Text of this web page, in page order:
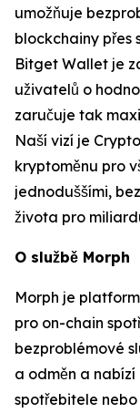
umožňuje
blockchainy přes
Bitget Wallet je
uživatelů o
zaručuje tak
Naší vizí je
kryptoměnu pro
jednoduššími,
života pro
O službě Morph
Morph je
pro on-chain
bezproblémové
a odměn a
spotřebitele